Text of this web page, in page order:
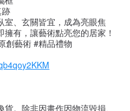
室、玄關皆宜，成為亮眼焦
有，讓藝術點亮您的居家！
創藝術 #精品禮物
。除非因畫作因物流毀損、